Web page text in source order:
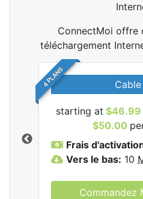
ConnectMoi offre
téléchargement
4 PLANS Cable
starting at $46.99
$50.00
Frais
Vers le bas: 10
Commandez